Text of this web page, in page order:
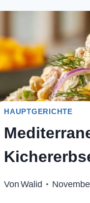
HAUPTGERICHTE
Von Walid